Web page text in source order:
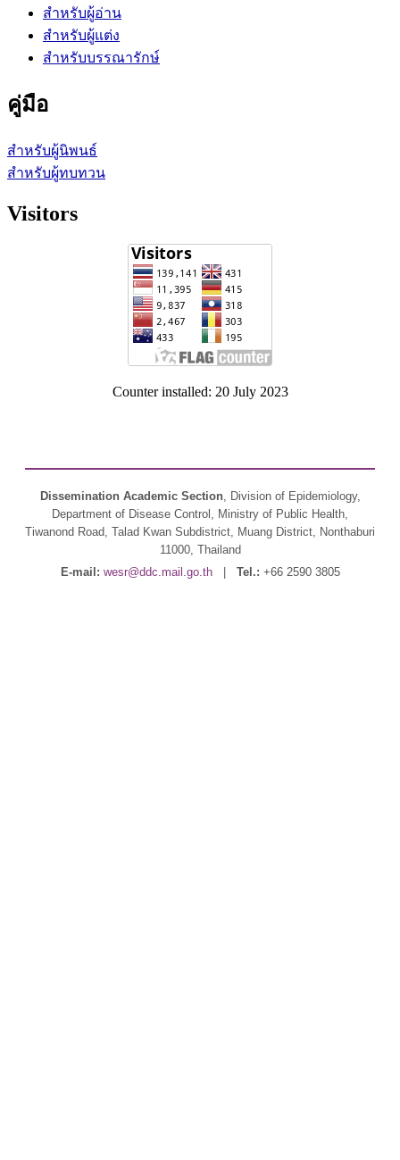
สำหรับผู้อ่าน
สำหรับผู้แต่ง
สำหรับบรรณารักษ์
คู่มือ
สำหรับผู้นิพนธ์
สำหรับผู้ทบทวน
Visitors
Counter installed: 20 July 2023
Dissemination Academic Section, Division of Epidemiology,
Department of Disease Control, Ministry of Public Health,
Tiwanond Road, Talad Kwan Subdistrict, Muang District, Nonthaburi
11000, Thailand
E-mail: wesr@ddc.mail.go.th| Tel.: +66 2590 3805